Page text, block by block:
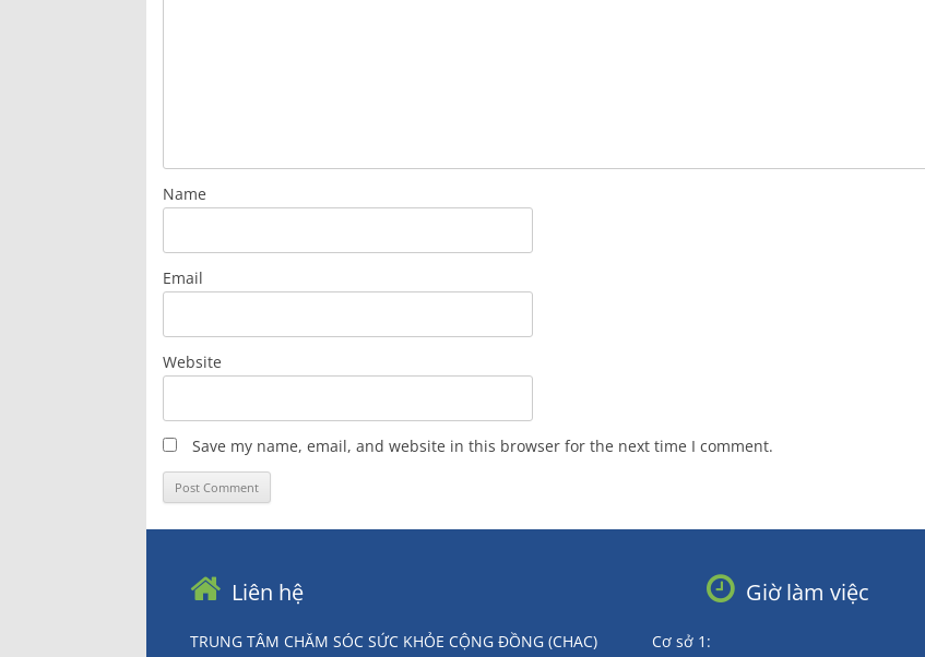
Name
Email
Website
Save my name, email, and website in this browser for the next time I comment.
Liên hệ
TRUNG TÂM CHĂM SÓC SỨC KHỎE CỘNG ĐỒNG (CHAC)
Giờ làm việc
Cơ sở 1: